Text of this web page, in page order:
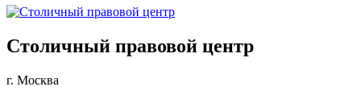
Столичный правовой центр
г. Москва